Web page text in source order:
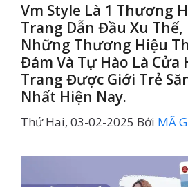
Vm Style Là 1 Thương
Trang Dẫn Đầu Xu
Những Thương Hiệu
Đám Và Tự Hào Là Cửa
Trang Được Giới Trẻ
Nhất Hiện Nay.
Thứ Hai, 03-02-2025 Bởi MÃ